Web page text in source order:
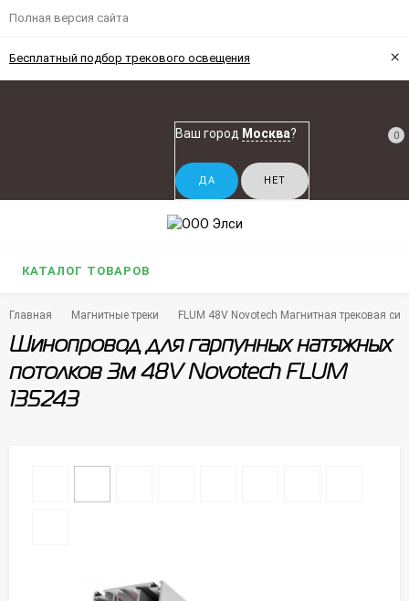
Полная версия сайта
Бесплатный подбор трекового освещения ×
Ваш город Москва? 0
КАТАЛОГ ТОВАРОВ
Главная Магнитные треки FLUM 48V Novotech Магнитная трековая
Шинопровод для гарпунных натяжных
потолков 3м 48V Novotech FLUM
135243